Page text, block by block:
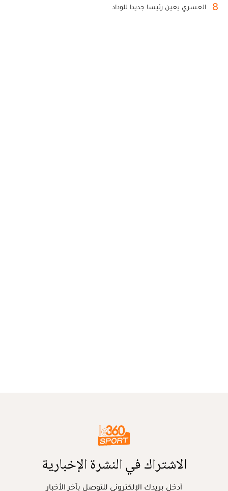
8 العسري يعين رئيسا جديدا للوداد
الاشتراك في النشرة الإخبارية
أدخل بريدك الإلكتروني للتوصل بآخر الأخبار